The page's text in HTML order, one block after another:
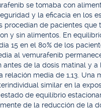
se tomaba con
y la eficacia en los
procedían de pacientes que
y sin alimentos. En
15 en el 80% de los
al vemurafenib
antes de la dosis matinal y a
relación media de 1,13. Una
similar en la
de equilibrio
de la reducción de la